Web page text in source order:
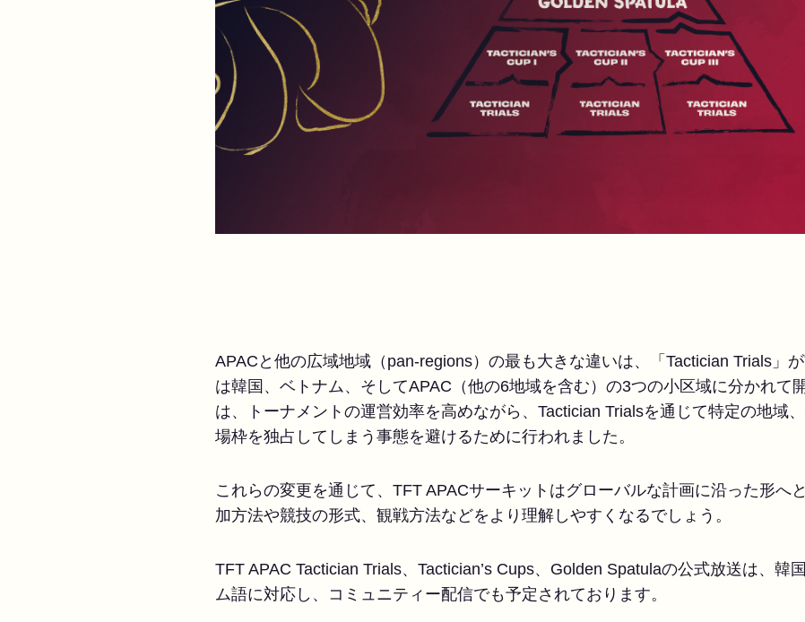
APACと他の広域地域（pan-regions）の最も大きな違いは、「Tactician Trials」
は韓国、ベトナム、そしてAPAC（他の6地域を含む）の3つの小区域に分かれて
は、トーナメントの運営効率を高めながら、Tactician Trialsを通じて特定の地域
場枠を独占してしまう事態を避けるために行われました。
これらの変更を通じて、TFT APACサーキットはグローバルな計画に沿った形へ
加方法や競技の形式、観戦方法などをより理解しやすくなるでしょう。
TFT APAC Tactician Trials、Tactician’s Cups、Golden Spatulaの公式放送は、韓
ム語に対応し、コミュニティー配信でも予定されております。